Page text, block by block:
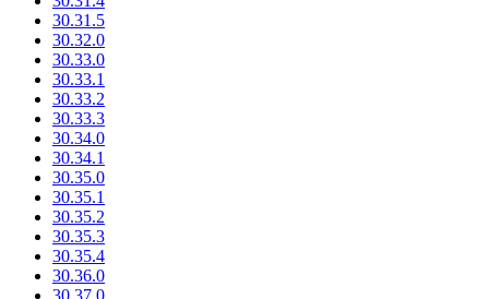
30.31.5
30.32.0
30.33.0
30.33.1
30.33.2
30.33.3
30.34.0
30.34.1
30.35.0
30.35.1
30.35.2
30.35.3
30.35.4
30.36.0
30.37.0